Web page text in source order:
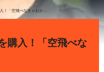
前澤友作が3.8億円の車を購入！「空飛べなきゃおかしい値段」
購入！「空飛べな